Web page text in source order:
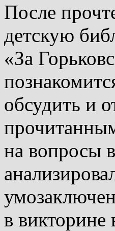
После
детскую
«За
обсудить и
на вопросы
в викторине